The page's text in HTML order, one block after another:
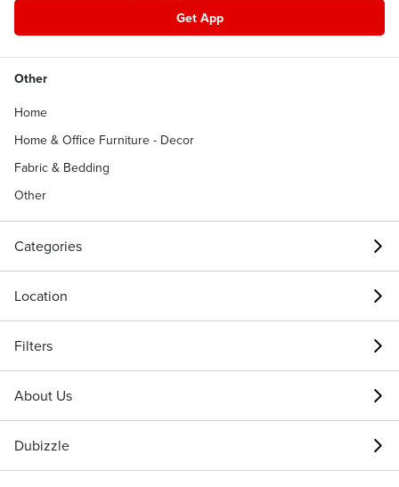
Get App
Other
Home
Home & Office Furniture - Decor
Fabric & Bedding
Other
Categories
Location
Filters
About Us
Dubizzle